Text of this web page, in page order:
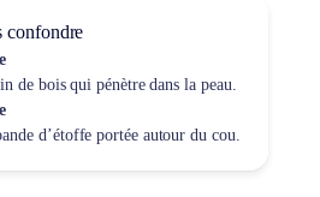
confondre
de bois qui pénètre dans la peau.
d’étoffe portée autour du cou.